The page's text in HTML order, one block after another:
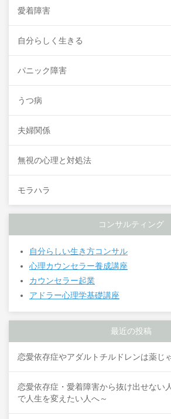
愛着障害
自分らしく生きる
パニック障害
うつ病
夫婦関係
無視の心理と対処法
モラハラ
コンサルティング
自分らしい生き方コンサル
心理カウンセラー養成講座
カウンセラー起業
アドラー心理学基礎講座
最近の投稿
恋愛依存症やアダルトチルドレンは薬じ
恋愛依存症・愛着障害から抜け出せない
で人生を変えたい人へ～